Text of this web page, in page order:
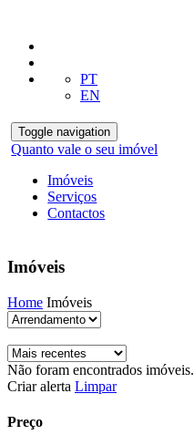
PT
EN
Toggle navigation
Quanto vale o seu imóvel
Imóveis
Serviços
Contactos
Imóveis
Home Imóveis
Não foram encontrados imóveis.
Criar alerta Limpar
Preço